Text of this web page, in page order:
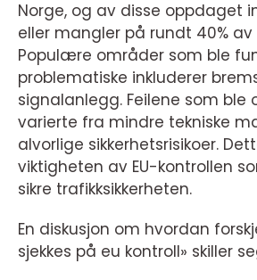
Norge, og av disse oppdaget
eller mangler på rundt 40% av
Populære områder som ble
problematiske inkluderer
signalanlegg. Feilene som ble
varierte fra mindre tekniske
alvorlige sikkerhetsrisikoer.
viktigheten av EU-kontrollen
sikre trafikksikkerheten.
En diskusjon om hvordan
sjekkes på eu kontroll» skiller